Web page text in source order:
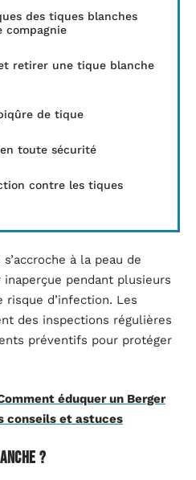
des tiques blanches
compagnie
retirer une tique blanche
de tique
toute sécurité
contre les tiques
à la peau de
pendant plusieurs
risque d’infection. Les
des inspections régulières
préventifs pour protéger
éduquer un Berger
conseils et astuces
?